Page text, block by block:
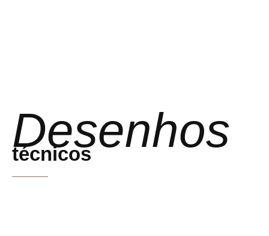
Desenhos
técnicos